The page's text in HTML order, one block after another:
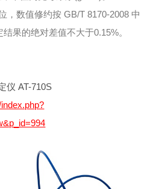
，数值修约按 GB/T 8170-2008 中
果的绝对差值不大于0.15%。
仪 AT-710S